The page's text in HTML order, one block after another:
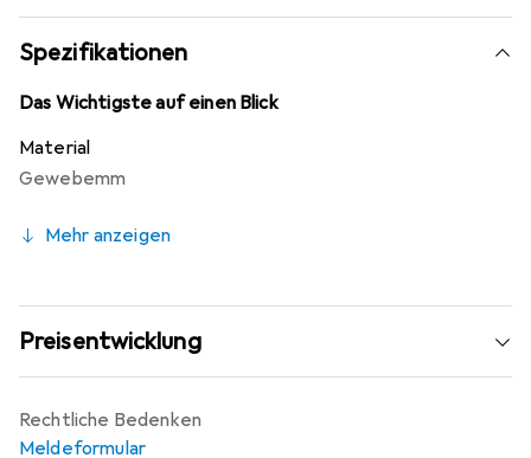
Bandmaterial: Gewebe
Spezifikationen
Das Wichtigste auf einen Blick
Material
Gewebemm
Mehr anzeigen
Preisentwicklung
Rechtliche Bedenken
Meldeformular